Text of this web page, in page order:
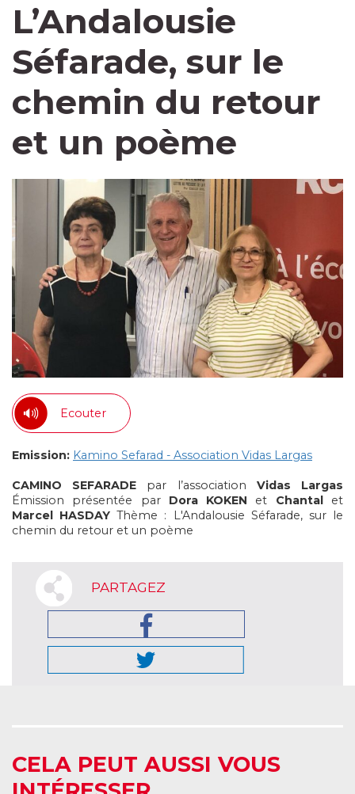
L’Andalousie
Séfarade, sur le
chemin du retour
et un poème
Ecouter
Emission: Kamino Sefarad - Association Vidas Largas
CAMINO SEFARADE par l’association Vidas Largas
Émission présentée par Dora KOKEN et Chantalet
Marcel HASDAY Thème : L'Andalousie Séfarade, sur le
chemin du retour et un poème
PARTAGEZ
CELA PEUT AUSSI VOUS